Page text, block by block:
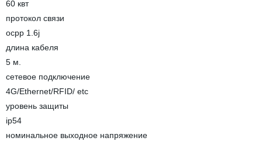
60 квт
протокол связи
ocpp 1.6j
длина кабеля
5 м.
сетевое подключение
4G/Ethernet/RFID/ etc
уровень защиты
ip54
номинальное выходное напряжение